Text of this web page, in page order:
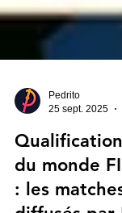
25 sept. 2025